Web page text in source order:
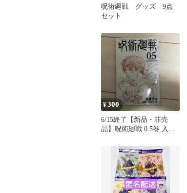
呪術廻戦 グッズ 9点
セット
¥300
6/15終了【新品・非売
品】呪術廻戦 0.5巻 入場